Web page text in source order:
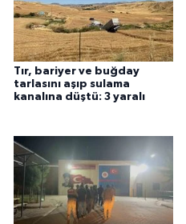
Tır, bariyer ve buğday
tarlasını aşıp sulama
kanalına düştü: 3 yaralı